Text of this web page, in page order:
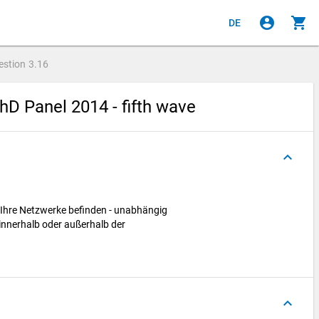
DE account_circle shopping_cart
3.16
Panel 2014 - fifth wave
keyboard_arrow_up
Netzwerke befinden - unabhängig
oder außerhalb der
keyboard_arrow_up